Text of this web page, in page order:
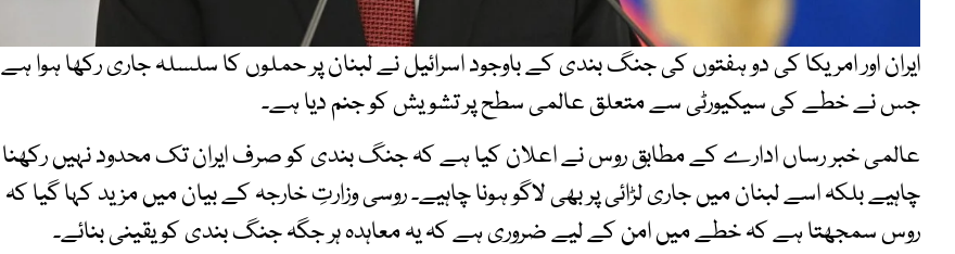
ایران اور امریکا کی دو ہفتوں کی جنگ بندی کے باوجود اسرائیل نے لبنان پر حملوں کا سلسلہ جاری رکھا ہوا ہے
جس نے خطے کی سیکیورٹی سے متعلق عالمی سطح پر تشویش کو جنم دیا ہے۔
عالمی خبر رساں ادارے کے مطابق روس نے اعلان کیا ہے کہ جنگ بندی کو صرف ایران تک محدود نہیں رکھنا
چاہیے بلکہ اسے لبنان میں جاری لڑائی پر بھی لاگو ہونا چاہیے۔ روسی وزارتِ خارجہ کے بیان میں مزید کہا گیا کہ
روس سمجھتا ہے کہ خطے میں امن کے لیے ضروری ہے کہ یہ معاہدہ ہر جگہ جنگ بندی کو یقینی بنائے۔